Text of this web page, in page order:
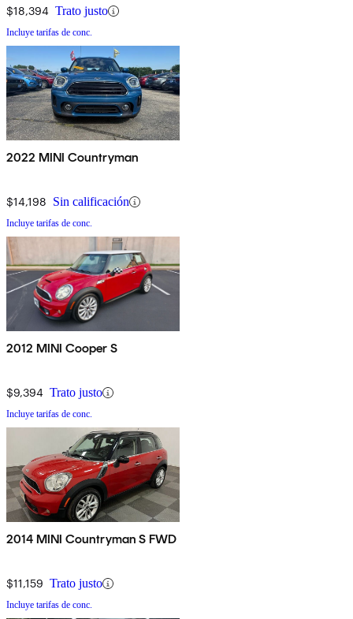
$18,394 Trato justo
Incluye tarifas de conc.
2022 MINI Countryman
$14,198 Sin calificación
Incluye tarifas de conc.
2012 MINI Cooper S
$9,394 Trato justo
Incluye tarifas de conc.
2014 MINI Countryman S FWD
$11,159 Trato justo
Incluye tarifas de conc.